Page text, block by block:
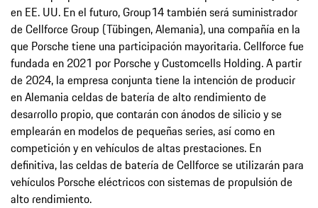
en EE. UU. En el futuro, Group14 también será suministrador
de Cellforce Group (Tübingen, Alemania), una compañía en la
que Porsche tiene una participación mayoritaria. Cellforce fue
fundada en 2021 por Porsche y Customcells Holding. A partir
de 2024, la empresa conjunta tiene la intención de producir
en Alemania celdas de batería de alto rendimiento de
desarrollo propio, que contarán con ánodos de silicio y se
emplearán en modelos de pequeñas series, así como en
competición y en vehículos de altas prestaciones. En
definitiva, las celdas de batería de Cellforce se utilizarán para
vehículos Porsche eléctricos con sistemas de propulsión de
alto rendimiento.